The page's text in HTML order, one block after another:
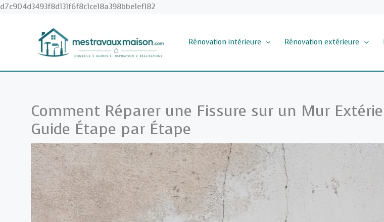
d7c904d3493f8d131f6f8c1ce18a398bbe1ef182
Rénovation intérieure Rénovation extérieure
Comment Réparer une Fissure sur un Mur
Guide Étape par Étape